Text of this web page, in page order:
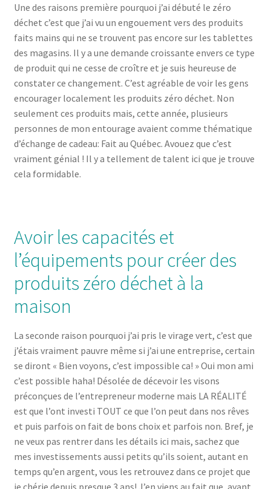
Une des raisons première pourquoi j’ai débuté le zéro
déchet c’est que j’ai vu un engouement vers des produits
faits mains qui ne se trouvent pas encore sur les tablettes
des magasins. Il y a une demande croissante envers ce type
de produit qui ne cesse de croître et je suis heureuse de
constater ce changement. C’est agréable de voir les gens
encourager localement les produits zéro déchet. Non
seulement ces produits mais, cette année, plusieurs
personnes de mon entourage avaient comme thématique
d’échange de cadeau: Fait au Québec. Avouez que c’est
vraiment génial ! Il y a tellement de talent ici que je trouve
cela formidable.
Avoir les capacités et
l’équipements pour créer des
produits zéro déchet à la
maison
La seconde raison pourquoi j’ai pris le virage vert, c’est que
j’étais vraiment pauvre même si j’ai une entreprise, certain
se diront « Bien voyons, c’est impossible ca! » Oui mon ami
c’est possible haha! Désolée de décevoir les visons
préconçues de l’entrepreneur moderne mais LA RÉALITÉ
est que l’ont investi TOUT ce que l’on peut dans nos rêves
et puis parfois on fait de bons choix et parfois non. Bref, je
ne veux pas rentrer dans les détails ici mais, sachez que
mes investissements aussi petits qu’ils soient, autant en
temps qu’en argent, vous les retrouvez dans ce projet que